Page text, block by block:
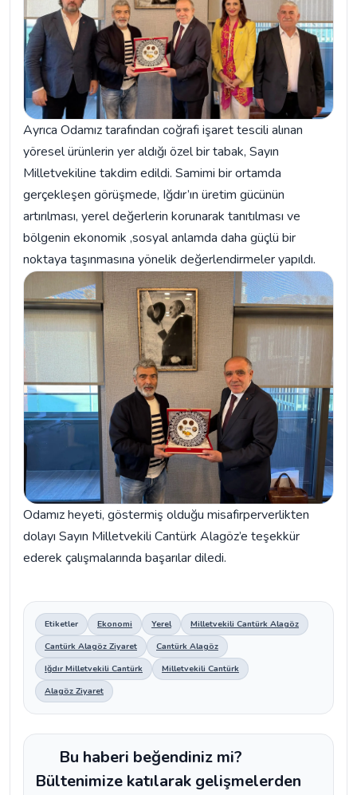
Ayrıca Odamız tarafından coğrafi işaret tescili alınan
yöresel ürünlerin yer aldığı özel bir tabak, Sayın
Milletvekiline takdim edildi. Samimi bir ortamda
gerçekleşen görüşmede, Iğdır’ın üretim gücünün
artırılması, yerel değerlerin korunarak tanıtılması ve
bölgenin ekonomik ,sosyal anlamda daha güçlü bir
noktaya taşınmasına yönelik değerlendirmeler yapıldı.
Odamız heyeti, göstermiş olduğu misafirperverlikten
dolayı Sayın Milletvekili Cantürk Alagöz’e teşekkür
ederek çalışmalarında başarılar diledi.
Etiketler Ekonomi Yerel
Milletvekili Cantürk Alagöz
Cantürk Alagöz Ziyaret
Cantürk Alagöz
Iğdır Milletvekili Cantürk
Milletvekili Cantürk
Alagöz Ziyaret
Bu haberi beğendiniz mi?
Bültenimize katılarak gelişmelerden